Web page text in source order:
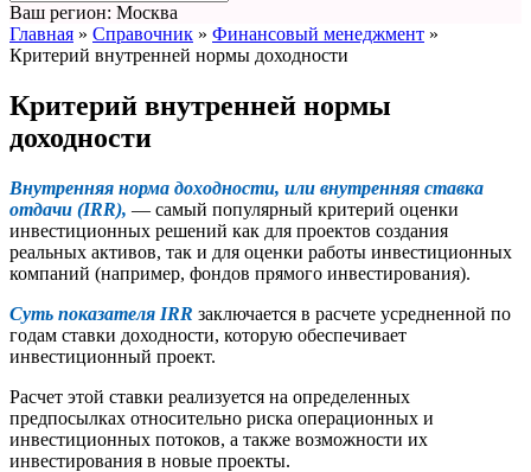
Ваш регион: Москва
Главная » Справочник » Финансовый менеджмент »
Критерий внутренней нормы доходности
Критерий внутренней нормы
доходности
Внутренняя норма доходности, или внутренняя ставка
отдачи (IRR), — самый популярный критерий оценки
инвестиционных решений как для проектов создания
реальных активов, так и для оценки работы инвестиционных
компаний (например, фондов прямого инвестирования).
Суть показателя IRR заключается в расчете усредненной по
годам ставки доходности, которую обеспечивает
инвестиционный проект.
Расчет этой ставки реализуется на определенных
предпосылках относительно риска операционных и
инвестиционных потоков, а также возможности их
инвестирования в новые проекты.